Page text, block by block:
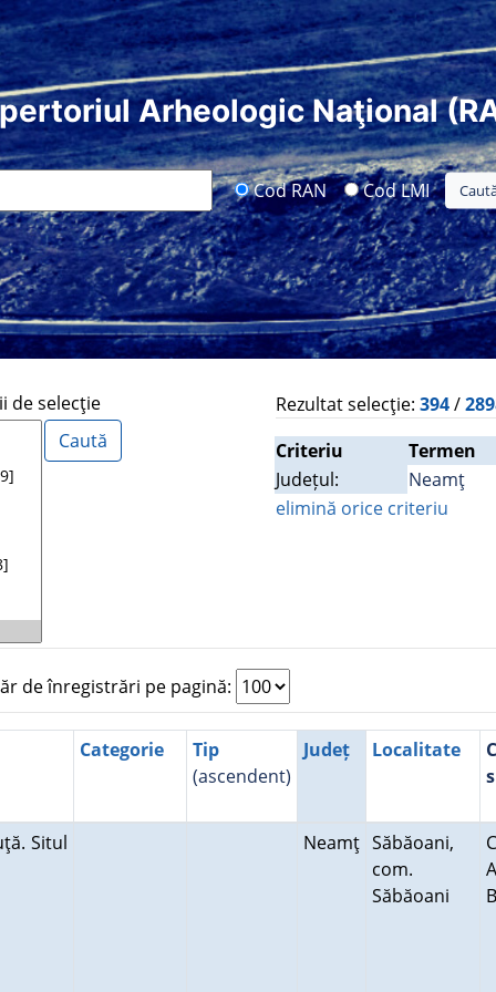
Arheologic Naţional
Cod RAN Cod LMI
de selecţie Rezultat selecţie: 394/
Criteriu
Termen
Județul:
Neamţ
elimină orice criteriu
de înregistrări pe pagină:
Categorie
Tip
(ascendent)
Județ Localitate
Situl Neamţ Săbăoani,
com.
Săbăoani